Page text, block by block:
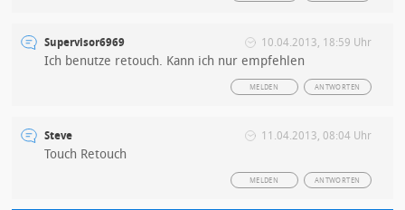
Supervisor6969 10.04.2013, 18:59 Uhr
Ich benutze retouch. Kann ich nur empfehlen
ANTWORTEN
MELDEN
Steve 11.04.2013, 08:04 Uhr
Touch Retouch
ANTWORTEN
MELDEN